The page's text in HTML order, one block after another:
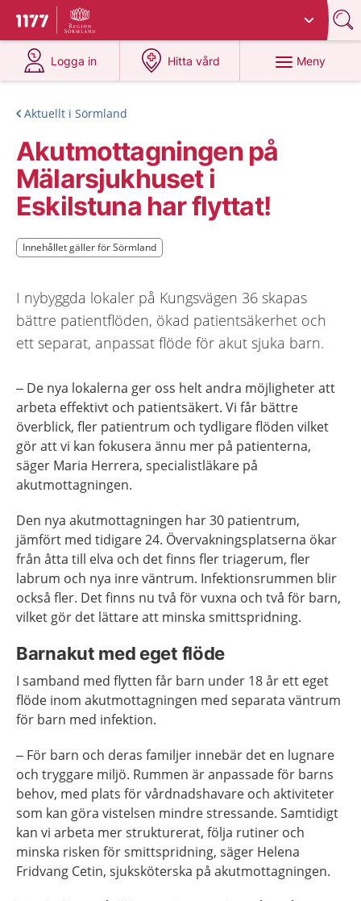
Till startsidan för 1177
Du har valt region
Logga in
på 1177.se
Hitta vård
på 1177.se
Meny
Aktuellt i Sörmland
Akutmottagningen på
Mälarsjukhuset i
Eskilstuna har flyttat!
Innehållet gäller för Sörmland
Innehållet gäller för Sörmland
I nybyggda lokaler på Kungsvägen 36 skapas
bättre patientflöden, ökad patientsäkerhet och
ett separat, anpassat flöde för akut sjuka barn.
– De nya lokalerna ger oss helt andra möjligheter att
arbeta effektivt och patientsäkert. Vi får bättre
överblick, fler patientrum och tydligare flöden vilket
gör att vi kan fokusera ännu mer på patienterna,
säger Maria Herrera, specialistläkare på
akutmottagningen.
Den nya akutmottagningen har 30 patientrum,
jämfört med tidigare 24. Övervakningsplatserna ökar
från åtta till elva och det finns fler triagerum, fler
labrum och nya inre väntrum. Infektionsrummen blir
också fler. Det finns nu två för vuxna och två för barn,
vilket gör det lättare att minska smittspridning.
Barnakut med eget flöde
I samband med flytten får barn under 18 år ett eget
flöde inom akutmottagningen med separata väntrum
för barn med infektion.
– För barn och deras familjer innebär det en lugnare
och tryggare miljö. Rummen är anpassade för barns
behov, med plats för vårdnadshavare och aktiviteter
som kan göra vistelsen mindre stressande. Samtidigt
kan vi arbeta mer strukturerat, följa rutiner och
minska risken för smittspridning, säger Helena
Fridvang Cetin, sjuksköterska på akutmottagningen.